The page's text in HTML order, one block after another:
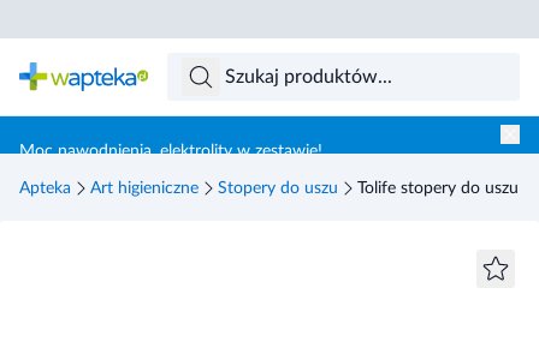
Moc nawodnienia, elektrolity w zestawie!
Apteka Art higieniczne Stopery do uszu Tolife stopery do uszu